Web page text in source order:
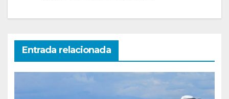
Entrada relacionada